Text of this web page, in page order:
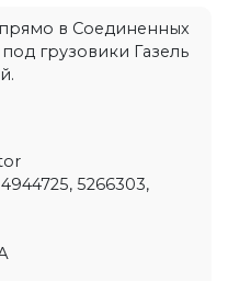
в Соединенных
грузовики Газель
4944725, 5266303,